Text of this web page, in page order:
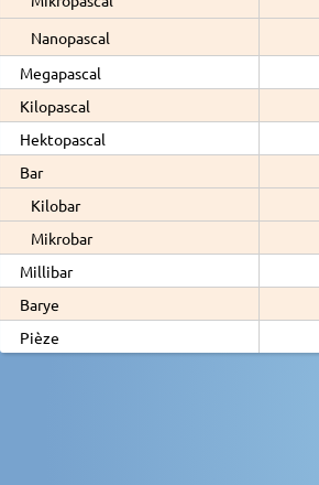
Nanopascal
Megapascal
Kilopascal
Hektopascal
Bar
Kilobar
Mikrobar
Millibar
Barye
Pièze